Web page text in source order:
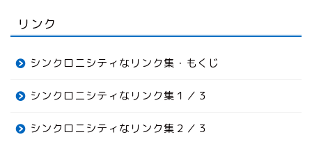
リンク
シンクロニシティなリンク集・もくじ
シンクロニシティなリンク集１／３
シンクロニシティなリンク集２／３